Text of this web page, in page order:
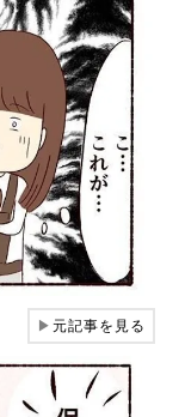
▶元記事を見る